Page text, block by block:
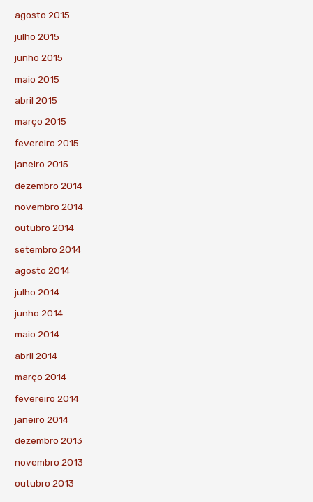
agosto 2015
julho 2015
junho 2015
maio 2015
abril 2015
março 2015
fevereiro 2015
janeiro 2015
dezembro 2014
novembro 2014
outubro 2014
setembro 2014
agosto 2014
julho 2014
junho 2014
maio 2014
abril 2014
março 2014
fevereiro 2014
janeiro 2014
dezembro 2013
novembro 2013
outubro 2013